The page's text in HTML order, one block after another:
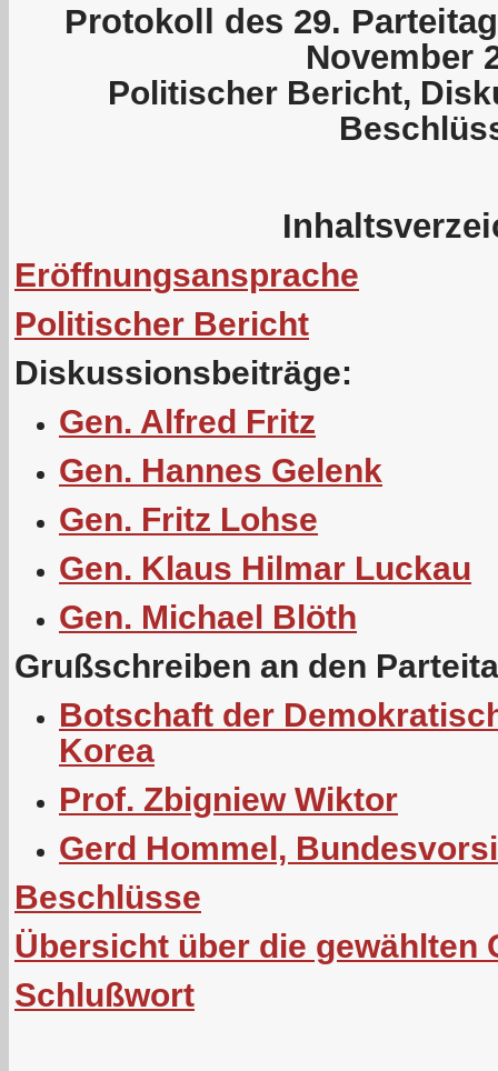
Protokoll des 29.
November
Politischer Bericht,
Eröffnungsansprache
Politischer Bericht
Diskussionsbeiträge:
Gen. Alfred Fritz
Gen. Hannes Gelenk
Gen. Fritz Lohse
Gen. Klaus Hilmar Luckau
Gen. Michael Blöth
Grußschreiben an den
Botschaft der
Korea
Prof. Zbigniew Wiktor
Gerd Hommel,
Beschlüsse
Übersicht über die gewählten
Schlußwort